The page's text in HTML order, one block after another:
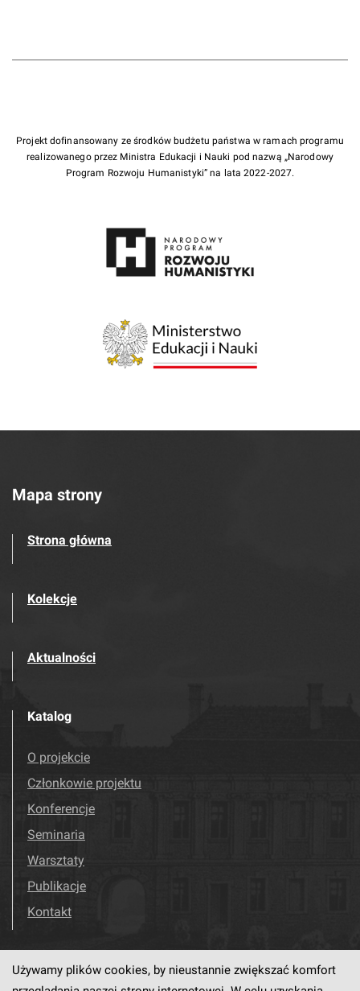
Projekt dofinansowany ze środków budżetu państwa w ramach programu
realizowanego przez Ministra Edukacji i Nauki pod nazwą „Narodowy
Program Rozwoju Humanistyki” na lata 2022-2027.
Mapa strony
Strona główna
Kolekcje
Aktualności
Katalog
O projekcie
Członkowie projektu
Konferencje
Seminaria
Warsztaty
Publikacje
Kontakt
Odwiedź nas! Facebook
Używamy plików cookies, by nieustannie zwiększać komfort